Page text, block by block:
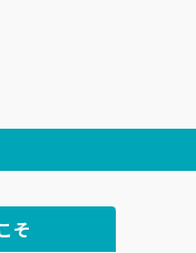
そ